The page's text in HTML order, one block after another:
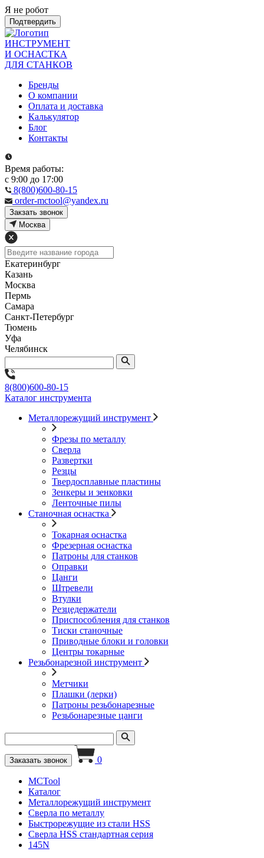
Я не робот
Подтвердить
ИНСТРУМЕНТ
И ОСНАСТКА
ДЛЯ СТАНКОВ
Бренды
О компании
Оплата и доставка
Калькулятор
Блог
Контакты
Время работы:
с 9:00 до 17:00
8(800)600-80-15
order-mctool@yandex.ru
Закзать звонок
Москва
Екатеринбург
Казань
Москва
Пермь
Самара
Санкт-Петербург
Тюмень
Уфа
Челябинск
8(800)600-80-15
Каталог инструмента
Металлорежущий инструмент
Фрезы по металлу
Сверла
Развертки
Резцы
Твердосплавные пластины
Зенкеры и зенковки
Ленточные пилы
Станочная оснастка
Токарная оснастка
Фрезерная оснастка
Патроны для станков
Оправки
Цанги
Штревели
Втулки
Резцедержатели
Приспособления для станков
Тиски станочные
Приводные блоки и головки
Центры токарные
Резьбонарезной инструмент
Метчики
Плашки (лерки)
Патроны резьбонарезные
Резьбонарезные цанги
Заказать звонок 0
MCTool
Каталог
Металлорежущий инструмент
Сверла по металлу
Быстрорежущие из стали HSS
Сверла HSS стандартная серия
145N